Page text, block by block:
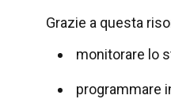
Grazie a questa
monitorare lo
programmare